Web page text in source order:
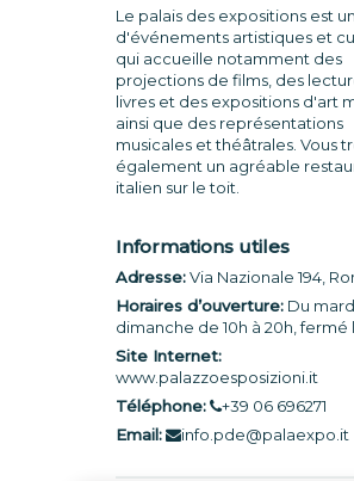
Le palais des expositions est
d'événements artistiques et
qui accueille notamment des
projections de films, des
livres et des expositions d'art
ainsi que des représentations
musicales et théâtrales. Vous
également un agréable
italien sur le toit.
Informations utiles
Adresse:Via Nazionale 194,
Horaires d’ouverture:Du
dimanche de 10h à 20h, fermé
Site Internet:
www.palazzoesposizioni.it
Téléphone:
+39 06 696271
Email:
info.pde@palaexpo.it